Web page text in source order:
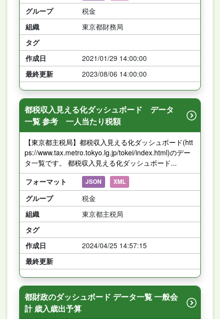
グループ
税金
組織
東京都財務局
タグ
作成日
2021/01/29 14:00:00
最終更新
2023/08/06 14:00:00
都税収入見える化ダッシュボード データ
一覧 参考 一人当たり税額
【東京都主税局】都税収入見える化ダッシュボード(htt
ps://www.tax.metro.tokyo.lg.jp/tokei/index.html)のデー
タ一覧です。 都税収入見える化ダッシュボード...
フォーマット
JSON XML
グループ
税金
組織
東京都主税局
タグ
作成日
2024/04/25 14:57:15
最終更新
都財政のダッシュボード データ一覧 一般会
計 歳入歳出予算